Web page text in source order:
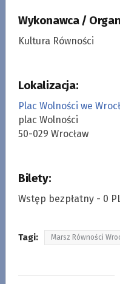
Wykonawca /
Kultura Równości
Lokalizacja:
Plac Wolności we
plac Wolności
50-029 Wrocław
Bilety:
Wstęp bezpłatny - 0
Tagi: Marsz Równości